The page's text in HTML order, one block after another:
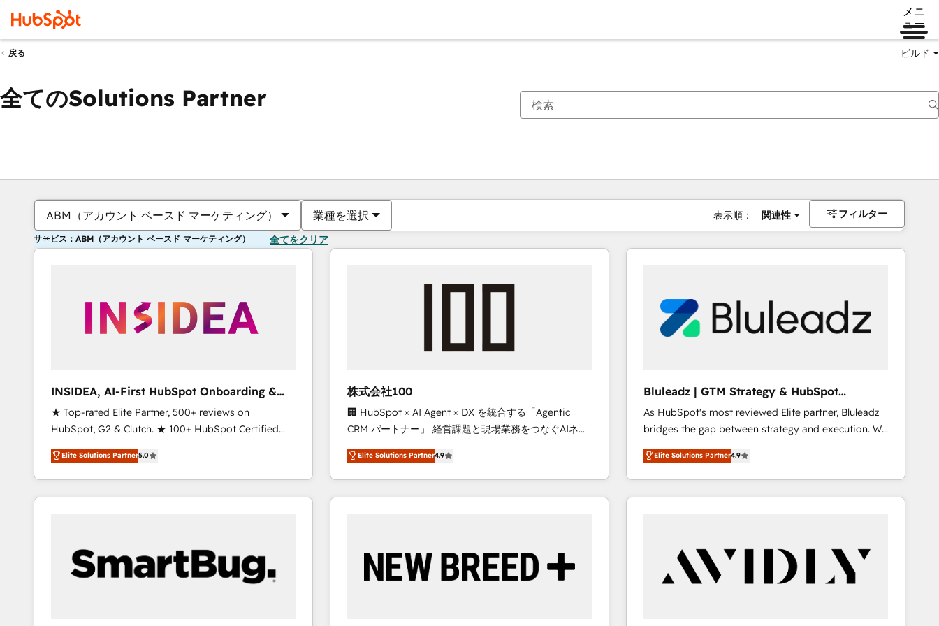
メニ
ュー
戻る ビルド
全てのSolutions Partner
ABM（アカウント ベースド マーケティング） 業種を選択 表示順： 関連性 フィルター
サービス：ABM（アカウント ベースド マーケティング） 全てをクリア
INSIDEA, AI-First HubSpot Onboarding &
RevOps
★ Top-rated Elite Partner, 500+ reviews on
HubSpot, G2 & Clutch. ★ 100+ HubSpot Certified
Experts & Trainers across the team ★ 1,500+
implementations across five continents ★ AI-First,
RevOps-led, Onboarding obsessed ★ Company of
the Year 2024/25 INSIDEA helps growing companies
workflows that drive adoption from week one, in
your time zone. What we do ➤ Onboarding: Live in
weeks, with workflows built around your business,
Elite Solutions Partner5.0
株式会社100
🏢 HubSpot × AI Agent × DX を統合する「Agentic
CRM パートナー」 経営課題と現場業務をつなぐAIネイ
ティブ・エージェンシーとして、HubSpot Eliteの実装
力で顧客フロント業務を再設計します。 💡 100inc は何
をする会社か？ HubSpotを共通基盤に、AIエージェン
トを組み込んだ顧客フロント業務（マーケティング・営
を、CRMを軸とした全社共通基盤に再構築します。意
思決定者・PMO・現場担当者に並走します。 1️⃣
Elite Solutions Partner4.9
Bluleadz | GTM Strategy & HubSpot
Implementation
As HubSpot's most reviewed Elite partner, Bluleadz
bridges the gap between strategy and execution. We
don't just "set up tools" — we install the GTM
Operating System (GTM OS) to align your leadership
and engineer a portal that drives predictable
revenue velocity. 🚀 GTM Strategy & Alignment
"accelerating a mess." ⚙️ Elite Engineering & AI
Scalable Architecture: Zero-technical-debt setup
across all Hubs, validated by our 7 HubSpot
Elite Solutions Partner4.9
現在の場所ページ
ページページページページページページページページページページ